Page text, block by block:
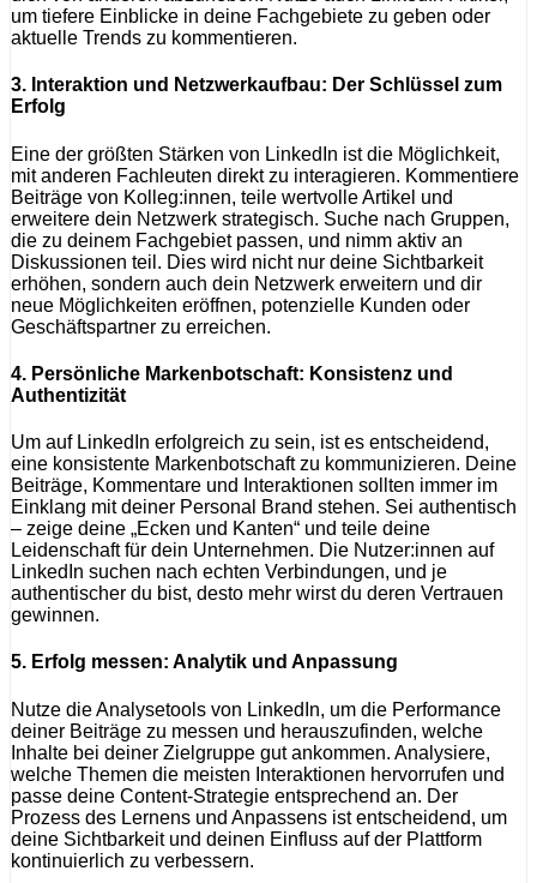
um tiefere Einblicke in deine Fachgebiete zu geben oder
aktuelle Trends zu kommentieren.
3. Interaktion und Netzwerkaufbau: Der Schlüssel zum
Erfolg
Eine der größten Stärken von LinkedIn ist die Möglichkeit,
mit anderen Fachleuten direkt zu interagieren. Kommentiere
Beiträge von Kolleg:innen, teile wertvolle Artikel und
erweitere dein Netzwerk strategisch. Suche nach Gruppen,
die zu deinem Fachgebiet passen, und nimm aktiv an
Diskussionen teil. Dies wird nicht nur deine Sichtbarkeit
erhöhen, sondern auch dein Netzwerk erweitern und dir
neue Möglichkeiten eröffnen, potenzielle Kunden oder
Geschäftspartner zu erreichen.
4. Persönliche Markenbotschaft: Konsistenz und
Authentizität
Um auf LinkedIn erfolgreich zu sein, ist es entscheidend,
eine konsistente Markenbotschaft zu kommunizieren. Deine
Beiträge, Kommentare und Interaktionen sollten immer im
Einklang mit deiner Personal Brand stehen. Sei authentisch
– zeige deine „Ecken und Kanten“ und teile deine
Leidenschaft für dein Unternehmen. Die Nutzer:innen auf
LinkedIn suchen nach echten Verbindungen, und je
authentischer du bist, desto mehr wirst du deren Vertrauen
gewinnen.
5. Erfolg messen: Analytik und Anpassung
Nutze die Analysetools von LinkedIn, um die Performance
deiner Beiträge zu messen und herauszufinden, welche
Inhalte bei deiner Zielgruppe gut ankommen. Analysiere,
welche Themen die meisten Interaktionen hervorrufen und
passe deine Content-Strategie entsprechend an. Der
Prozess des Lernens und Anpassens ist entscheidend, um
deine Sichtbarkeit und deinen Einfluss auf der Plattform
kontinuierlich zu verbessern.